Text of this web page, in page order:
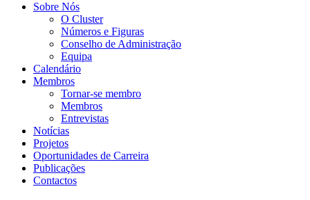
Sobre Nós
O Cluster
Números e Figuras
Conselho de Administração
Equipa
Calendário
Membros
Tornar-se membro
Membros
Entrevistas
Notícias
Projetos
Oportunidades de Carreira
Publicações
Contactos